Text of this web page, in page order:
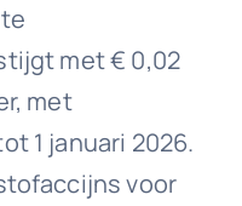
met € 0,02
met
1 januari 2026.
voor